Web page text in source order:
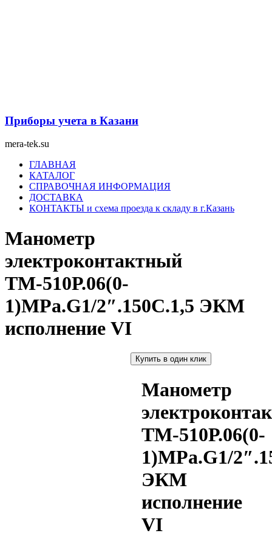
Приборы учета в Казани
mera-tek.su
МенюГЛАВНАЯ
КАТАЛОГ
СПРАВОЧНАЯ ИНФОРМАЦИЯ
ДОСТАВКА
КОНТАКТЫ и схема проезда к складу в г.Казань
Манометр
электроконтактный
ТМ-510Р.06(0-
1)МPa.G1/2″.150С.1,5 ЭКМ
исполнение VI
Купить в один клик
Манометр
ТМ-510Р.06(0-
1)МPa.G1/
ЭКМ
исполнение
VI